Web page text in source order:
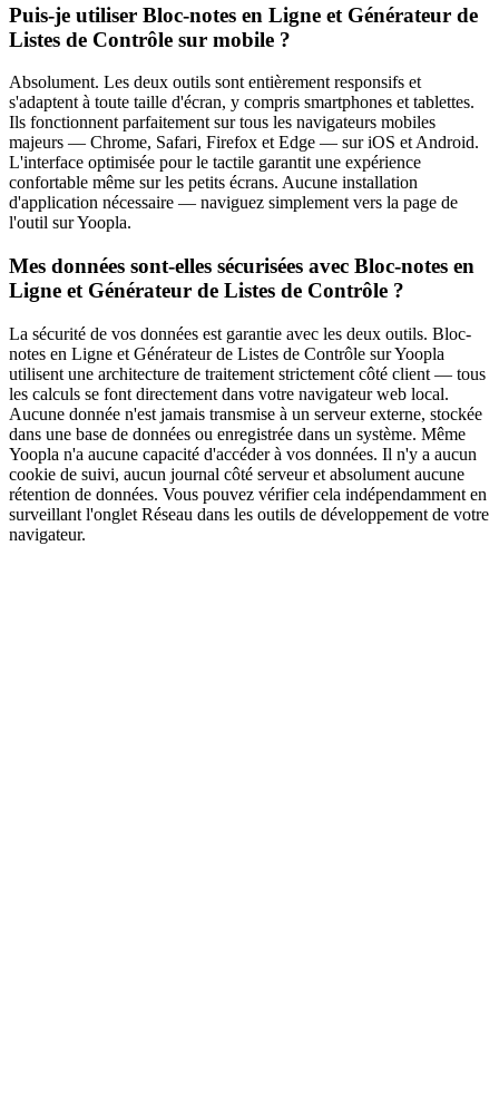
Puis-je utiliser Bloc-notes en Ligne et Générateur de
Listes de Contrôle sur mobile ?
Absolument. Les deux outils sont entièrement responsifs et
s'adaptent à toute taille d'écran, y compris smartphones et tablettes.
Ils fonctionnent parfaitement sur tous les navigateurs mobiles
majeurs — Chrome, Safari, Firefox et Edge — sur iOS et Android.
L'interface optimisée pour le tactile garantit une expérience
confortable même sur les petits écrans. Aucune installation
d'application nécessaire — naviguez simplement vers la page de
l'outil sur Yoopla.
Mes données sont-elles sécurisées avec Bloc-notes en
Ligne et Générateur de Listes de Contrôle ?
La sécurité de vos données est garantie avec les deux outils. Bloc-
notes en Ligne et Générateur de Listes de Contrôle sur Yoopla
utilisent une architecture de traitement strictement côté client — tous
les calculs se font directement dans votre navigateur web local.
Aucune donnée n'est jamais transmise à un serveur externe, stockée
dans une base de données ou enregistrée dans un système. Même
Yoopla n'a aucune capacité d'accéder à vos données. Il n'y a aucun
cookie de suivi, aucun journal côté serveur et absolument aucune
rétention de données. Vous pouvez vérifier cela indépendamment en
surveillant l'onglet Réseau dans les outils de développement de votre
navigateur.